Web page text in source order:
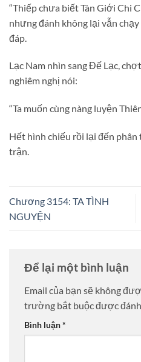
“Thiếp chưa biết Tàn Giới Chi
nhưng đánh không lại vẫn
đáp.
Lạc Nam nhìn sang Đế Lạc,
nghiêm nghị nói:
“Ta muốn cùng nàng luyện
Hết hình chiếu rồi lại đến
trận.
Chương 3154: TA TÌNH
NGUYỆN
Để lại một bình luận
Email của bạn sẽ không
trường bắt buộc được
Bình luận*